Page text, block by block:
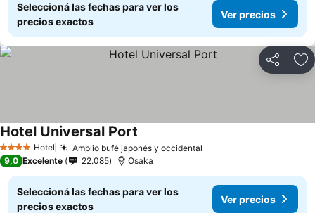
Seleccioná las fechas para ver los
precios exactos
Ver precios
Compartir
4 EstrellasHotel Amplio bufé japonés y occidental
Hotel Universal Port
9,0 Excelente 22.085 Osaka
Seleccioná las fechas para ver los
precios exactos
Ver precios